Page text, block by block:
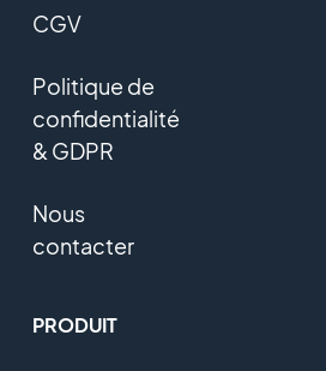
CGV
Politique de
confidentialité
& GDPR
Nous
contacter
PRODUIT